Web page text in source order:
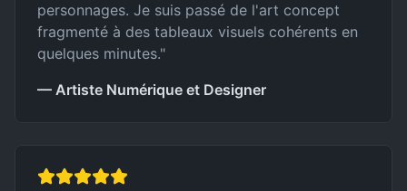
personnages. Je suis passé de l'art concept
fragmenté à des tableaux visuels cohérents en
quelques minutes."
— Artiste Numérique et Designer